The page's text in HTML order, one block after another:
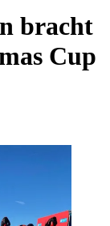
bracht
Cup